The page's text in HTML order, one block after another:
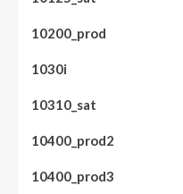
10200_prod
1030i
10310_sat
10400_prod2
10400_prod3